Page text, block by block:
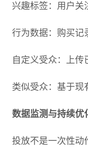
兴趣标签：用户关
行为数据：购买记
自定义受众：上
类似受众：基于现
数据监测与持续优
投放不是一次性动